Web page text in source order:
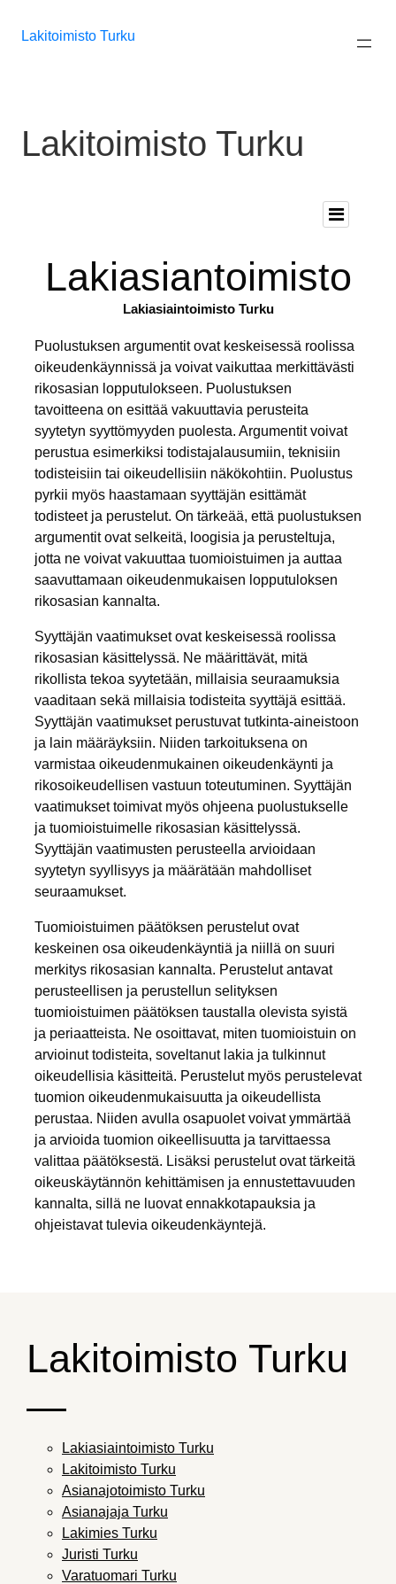
sisältöön
Lakitoimisto Turku
Lakitoimisto Turku
Lakiasiantoimisto
Lakiasiaintoimisto Turku
Puolustuksen argumentit ovat keskeisessä roolissa
oikeudenkäynnissä ja voivat vaikuttaa merkittävästi
rikosasian lopputulokseen. Puolustuksen
tavoitteena on esittää vakuuttavia perusteita
syytetyn syyttömyyden puolesta. Argumentit voivat
perustua esimerkiksi todistajalausumiin, teknisiin
todisteisiin tai oikeudellisiin näkökohtiin. Puolustus
pyrkii myös haastamaan syyttäjän esittämät
todisteet ja perustelut. On tärkeää, että puolustuksen
argumentit ovat selkeitä, loogisia ja perusteltuja,
jotta ne voivat vakuuttaa tuomioistuimen ja auttaa
saavuttamaan oikeudenmukaisen lopputuloksen
rikosasian kannalta.
Syyttäjän vaatimukset ovat keskeisessä roolissa
rikosasian käsittelyssä. Ne määrittävät, mitä
rikollista tekoa syytetään, millaisia seuraamuksia
vaaditaan sekä millaisia todisteita syyttäjä esittää.
Syyttäjän vaatimukset perustuvat tutkinta-aineistoon
ja lain määräyksiin. Niiden tarkoituksena on
varmistaa oikeudenmukainen oikeudenkäynti ja
rikosoikeudellisen vastuun toteutuminen. Syyttäjän
vaatimukset toimivat myös ohjeena puolustukselle
ja tuomioistuimelle rikosasian käsittelyssä.
Syyttäjän vaatimusten perusteella arvioidaan
syytetyn syyllisyys ja määrätään mahdolliset
seuraamukset.
Tuomioistuimen päätöksen perustelut ovat
keskeinen osa oikeudenkäyntiä ja niillä on suuri
merkitys rikosasian kannalta. Perustelut antavat
perusteellisen ja perustellun selityksen
tuomioistuimen päätöksen taustalla olevista syistä
ja periaatteista. Ne osoittavat, miten tuomioistuin on
arvioinut todisteita, soveltanut lakia ja tulkinnut
oikeudellisia käsitteitä. Perustelut myös perustelevat
tuomion oikeudenmukaisuutta ja oikeudellista
perustaa. Niiden avulla osapuolet voivat ymmärtää
ja arvioida tuomion oikeellisuutta ja tarvittaessa
valittaa päätöksestä. Lisäksi perustelut ovat tärkeitä
oikeuskäytännön kehittämisen ja ennustettavuuden
kannalta, sillä ne luovat ennakkotapauksia ja
ohjeistavat tulevia oikeudenkäyntejä.
Lakitoimisto Turku
—
Lakiasiaintoimisto Turku
Lakitoimisto Turku
Asianajotoimisto Turku
Asianajaja Turku
Lakimies Turku
Juristi Turku
Varatuomari Turku